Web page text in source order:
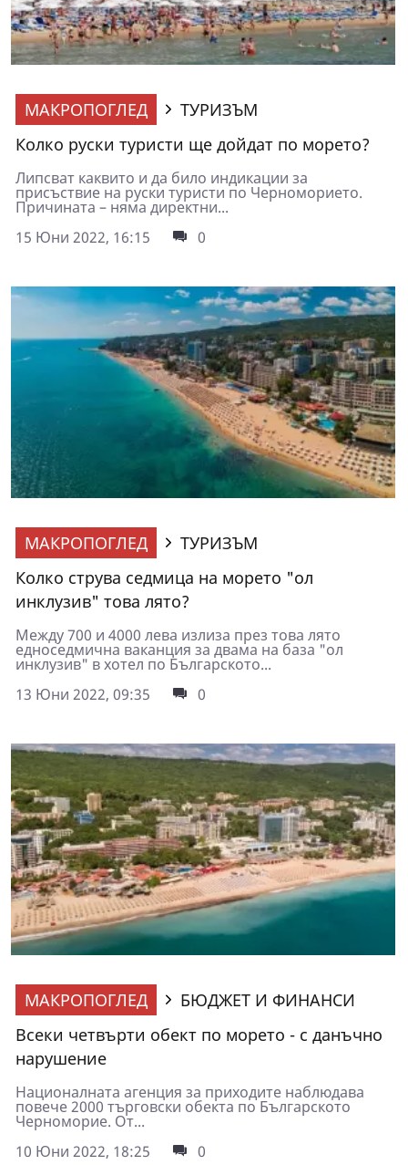
МАКРОПОГЛЕД
ТУРИЗЪМ
Колко руски туристи ще дойдат по морето?
Липсват каквито и да било индикации за
присъствие на руски туристи по Черноморието.
Причината – няма директни...
15 Юни 2022, 16:15
0
МАКРОПОГЛЕД
ТУРИЗЪМ
Колко струва седмица на морето "ол
инклузив" това лято?
Между 700 и 4000 лева излиза през това лято
едноседмична ваканция за двама на база "ол
инклузив" в хотел по Българското...
13 Юни 2022, 09:35
0
МАКРОПОГЛЕД
БЮДЖЕТ И ФИНАНСИ
Всеки четвърти обект по морето - с данъчно
нарушение
Националната агенция за приходите наблюдава
повече 2000 търговски обекта по Българското
Черноморие. От...
10 Юни 2022, 18:25
0